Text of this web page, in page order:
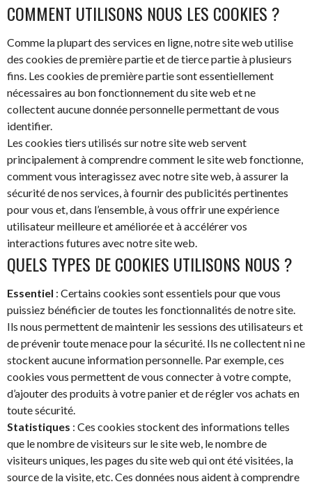
COMMENT UTILISONS NOUS LES COOKIES ?
Comme la plupart des services en ligne, notre site web utilise
des cookies de première partie et de tierce partie à plusieurs
fins. Les cookies de première partie sont essentiellement
nécessaires au bon fonctionnement du site web et ne
collectent aucune donnée personnelle permettant de vous
identifier.
Les cookies tiers utilisés sur notre site web servent
principalement à comprendre comment le site web fonctionne,
comment vous interagissez avec notre site web, à assurer la
sécurité de nos services, à fournir des publicités pertinentes
pour vous et, dans l’ensemble, à vous offrir une expérience
utilisateur meilleure et améliorée et à accélérer vos
interactions futures avec notre site web.
QUELS TYPES DE COOKIES UTILISONS NOUS ?
Essentiel : Certains cookies sont essentiels pour que vous
puissiez bénéficier de toutes les fonctionnalités de notre site.
Ils nous permettent de maintenir les sessions des utilisateurs et
de prévenir toute menace pour la sécurité. Ils ne collectent ni ne
stockent aucune information personnelle. Par exemple, ces
cookies vous permettent de vous connecter à votre compte,
d’ajouter des produits à votre panier et de régler vos achats en
toute sécurité.
Statistiques : Ces cookies stockent des informations telles
que le nombre de visiteurs sur le site web, le nombre de
visiteurs uniques, les pages du site web qui ont été visitées, la
source de la visite, etc. Ces données nous aident à comprendre